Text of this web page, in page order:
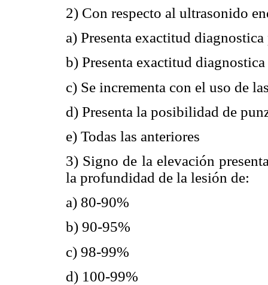
2) Con respecto al ultrasonido
a) Presenta exactitud
b) Presenta exactitud
c) Se incrementa con el uso de
d) Presenta la posibilidad de
e) Todas las anteriores
3) Signo de la elevación
la profundidad de la lesión de:
a) 80-90%
b) 90-95%
c) 98-99%
d) 100-99%